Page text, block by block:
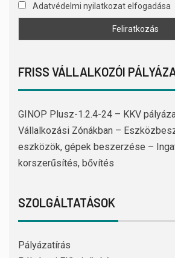
Adatvédelmi nyilatkozat elfogadása
FRISS VÁLLALKOZÓI
GINOP Plusz-1.2.4-24 – KKV
Vállalkozási Zónákban –
eszközök, gépek beszerzése –
korszerűsítés, bővítés
SZOLGÁLTATÁSOK
Pályázatírás